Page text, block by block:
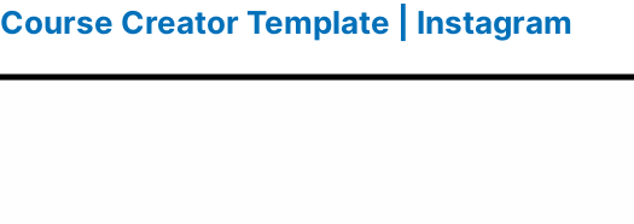
Course Creator Template | Instagram